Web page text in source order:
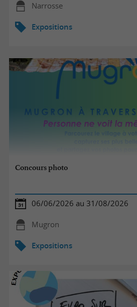
Narrosse
Expositions
Concours photo
06/06/2026 au 31/08/2026
Mugron
Expositions